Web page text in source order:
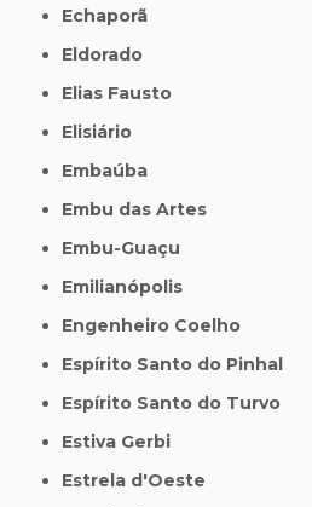
Echaporã
Eldorado
Elias Fausto
Elisiário
Embaúba
Embu das Artes
Embu-Guaçu
Emilianópolis
Engenheiro Coelho
Espírito Santo do Pinhal
Espírito Santo do Turvo
Estiva Gerbi
Estrela d'Oeste